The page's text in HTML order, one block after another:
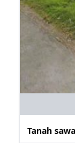
Tanah